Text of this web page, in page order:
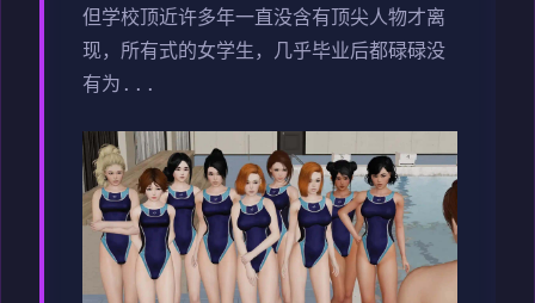
但学校顶近许多年一直没含有顶尖人物才离
现，所有式的女学生，几乎毕业后都碌碌没
有为...